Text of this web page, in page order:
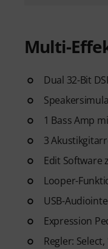
Multi-
Dual 32-Bit
1 Bass Amp
3
Edit Software
Looper-
USB-
Expression
Regler: